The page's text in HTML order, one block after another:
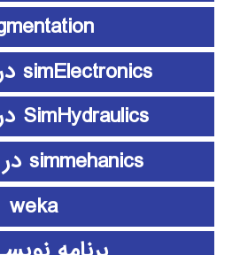
simElectronics در Simulink
SimHydraulics در simulink
simmehanics در simulink
weka